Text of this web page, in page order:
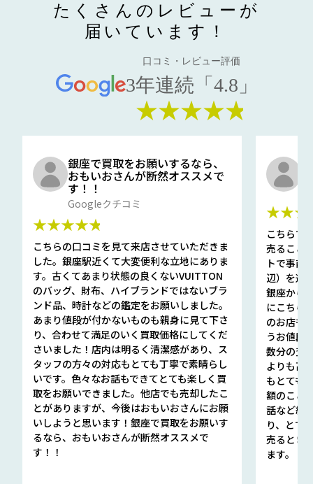
たくさんのレビューが
届いています！
口コミ・レビュー評価
3年連続「4.8」
★★★★★
銀座で買取をお願いするなら、
おもいおさんが断然オススメで
す！！
Googleクチコミ
★★★★★
こちらの口コミを見て来店させていただきま
した。銀座駅近くて大変便利な立地にありま
す。古くてあまり状態の良くないVUITTON
のバッグ、財布、ハイブランドではないブラ
ンド品、時計などの鑑定をお願いしました。
あまり値段が付かないものも親身に見て下さ
り、合わせて満足のいく買取価格にしてくだ
さいました！店内は明るく清潔感があり、ス
タッフの方々の対応もとても丁寧で素晴らし
いです。色々なお話もできてとても楽しく買
取をお願いできました。他店でも売却したこ
とがありますが、今後はおもいおさんにお願
いしようと思います！銀座で買取をお願いす
るなら、おもいおさんが断然オススメで
す！！
こちらで
売ること
トで事前
辺）を選
銀座から
にこちら
のお店も
うお値段
数分の査
よりも高
もとても
額のこと
話など細
り、とて
売るとき
ます。